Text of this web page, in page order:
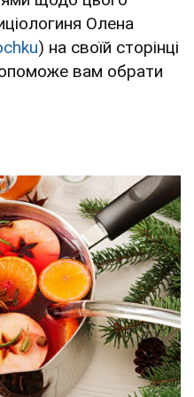
Олена
) на своїй сторінці
вам обрати